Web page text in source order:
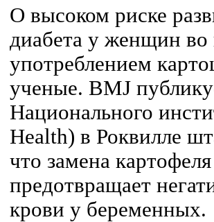
О высоком риске
диабета у женщин во
употреблением
ученые. BMJ
Национального
Health) в Роквилле
что замена
предотвращает
крови у беременных.